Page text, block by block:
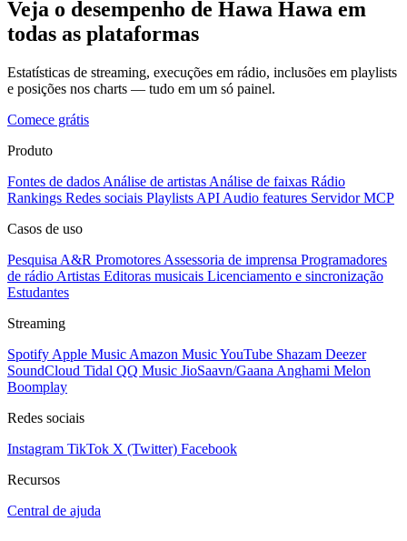
Veja o desempenho de Hawa Hawa em
todas as plataformas
Estatísticas de streaming, execuções em rádio, inclusões em playlists
e posições nos charts — tudo em um só painel.
Comece grátis
Produto
Fontes de dados Análise de artistas Análise de faixas Rádio
Rankings Redes sociais Playlists API Audio features Servidor MCP
Casos de uso
Pesquisa A&R Promotores Assessoria de imprensa Programadores
de rádio Artistas Editoras musicais Licenciamento e sincronização
Estudantes
Streaming
Spotify Apple Music Amazon MusicYouTube Shazam Deezer
SoundCloud Tidal QQ Music JioSaavn/Gaana Anghami Melon
Boomplay
Redes sociais
Instagram TikTok X (Twitter) Facebook
Recursos
Central de ajuda